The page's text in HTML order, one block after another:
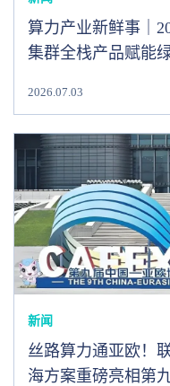
算力产业新鲜事｜
集群全栈产品赋能
2026.07.03
新闻
丝路算力通亚欧！
海方案重磅亮相第